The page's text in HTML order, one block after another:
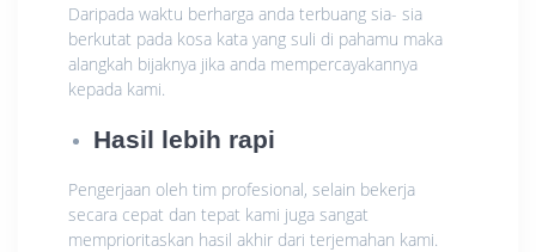
Daripada waktu berharga anda terbuang sia- sia
berkutat pada kosa kata yang suli di pahamu maka
alangkah bijaknya jika anda mempercayakannya
kepada kami.
Hasil lebih rapi
Pengerjaan oleh tim profesional, selain bekerja
secara cepat dan tepat kami juga sangat
memprioritaskan hasil akhir dari terjemahan kami.